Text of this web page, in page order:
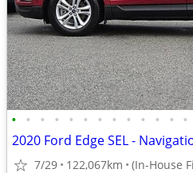
• • • • • • • • • • • • •
7/29 122,067km